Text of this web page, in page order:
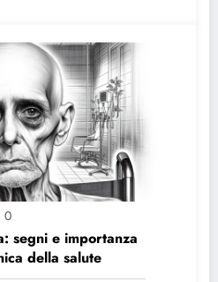
0
segni e importanza
della salute